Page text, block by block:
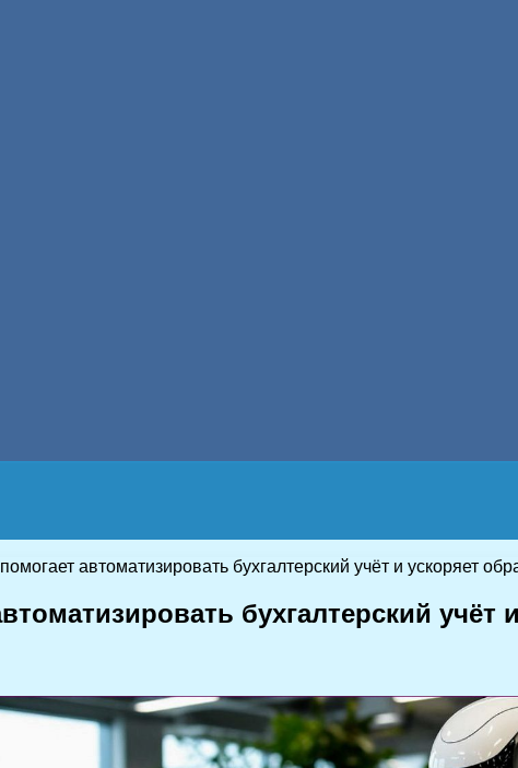
автоматизировать бухгалтерский учёт и ускоряет
бухгалтерский учёт